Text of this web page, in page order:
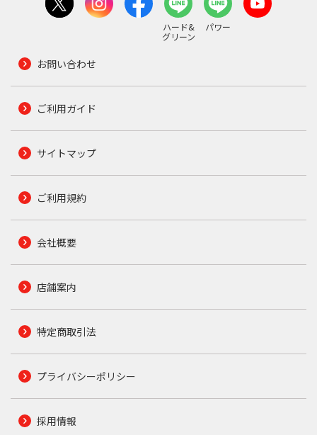
ハード&
グリーン
パワー
お問い合わせ
ご利用ガイド
サイトマップ
ご利用規約
会社概要
店舗案内
特定商取引法
プライバシーポリシー
採用情報